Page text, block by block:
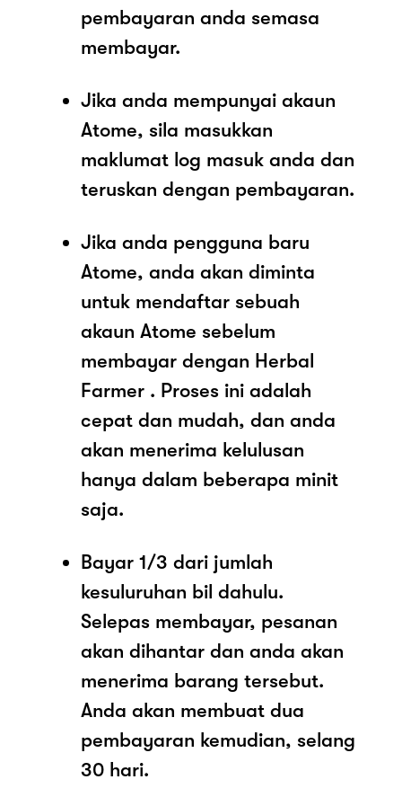
pembayaran anda semasa
membayar.
Jika anda mempunyai akaun
Atome, sila masukkan
maklumat log masuk anda dan
teruskan dengan pembayaran.
Jika anda pengguna baru
Atome, anda akan diminta
untuk mendaftar sebuah
akaun Atome sebelum
membayar dengan Herbal
Farmer . Proses ini adalah
cepat dan mudah, dan anda
akan menerima kelulusan
hanya dalam beberapa minit
saja.
Bayar 1/3 dari jumlah
kesuluruhan bil dahulu.
Selepas membayar, pesanan
akan dihantar dan anda akan
menerima barang tersebut.
Anda akan membuat dua
pembayaran kemudian, selang
30 hari.